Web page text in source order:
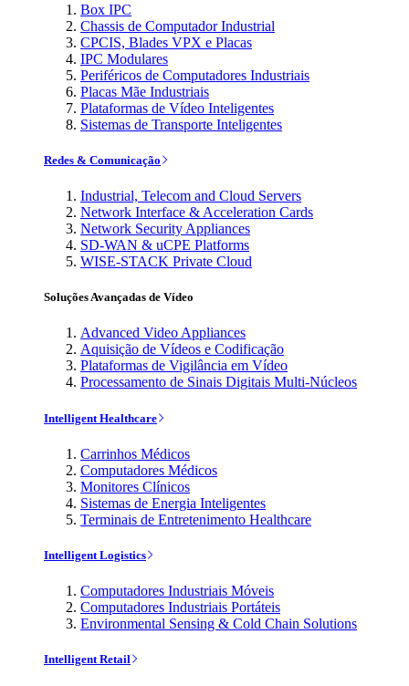
Box IPC
Chassis de Computador Industrial
CPCIS, Blades VPX e Placas
IPC Modulares
Periféricos de Computadores Industriais
Placas Mãe Industriais
Plataformas de Vídeo Inteligentes
Sistemas de Transporte Inteligentes
Redes & Comunicação
Industrial, Telecom and Cloud Servers
Network Interface & Acceleration Cards
Network Security Appliances
SD-WAN & uCPE Platforms
WISE-STACK Private Cloud
Soluções Avançadas de Vídeo
Advanced Video Appliances
Aquisição de Vídeos e Codificação
Plataformas de Vigilância em Vídeo
Processamento de Sinais Digitais Multi-Núcleos
Intelligent Healthcare
Carrinhos Médicos
Computadores Médicos
Monitores Clínicos
Sistemas de Energia Inteligentes
Terminais de Entretenimento Healthcare
Intelligent Logistics
Computadores Industriais Móveis
Computadores Industriais Portáteis
Environmental Sensing & Cold Chain Solutions
Intelligent Retail